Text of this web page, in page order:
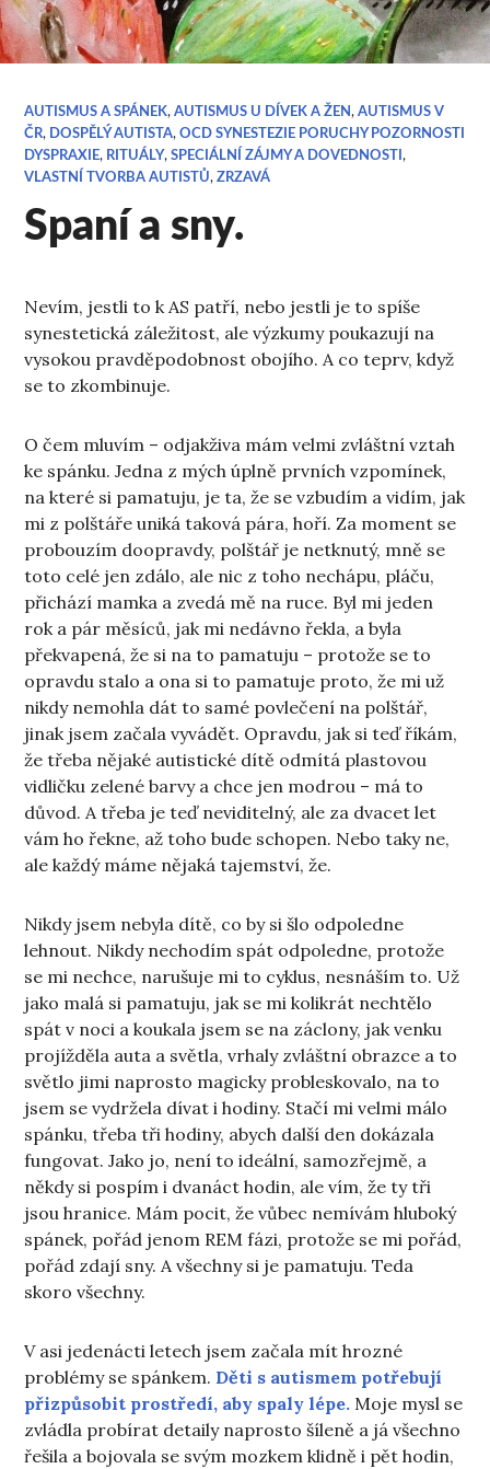
AUTISMUS A SPÁNEK,AUTISMUS U DÍVEK A ŽEN,AUTISMUS V
ČR, DOSPĚLÝ AUTISTA,OCD SYNESTEZIE PORUCHY POZORNOSTI
DYSPRAXIE, RITUÁLY,SPECIÁLNÍ ZÁJMY A DOVEDNOSTI,
VLASTNÍ TVORBA AUTISTŮ,ZRZAVÁ
Spaní a sny.
Nevím, jestli to k AS patří, nebo jestli je to spíše
synestetická záležitost, ale výzkumy poukazují na
vysokou pravděpodobnost obojího. A co teprv, když
se to zkombinuje.
O čem mluvím – odjakživa mám velmi zvláštní vztah
ke spánku. Jedna z mých úplně prvních vzpomínek,
na které si pamatuju, je ta, že se vzbudím a vidím, jak
mi z polštáře uniká taková pára, hoří. Za moment se
probouzím doopravdy, polštář je netknutý, mně se
toto celé jen zdálo, ale nic z toho nechápu, pláču,
přichází mamka a zvedá mě na ruce. Byl mi jeden
rok a pár měsíců, jak mi nedávno řekla, a byla
překvapená, že si na to pamatuju – protože se to
opravdu stalo a ona si to pamatuje proto, že mi už
nikdy nemohla dát to samé povlečení na polštář,
jinak jsem začala vyvádět. Opravdu, jak si teď říkám,
že třeba nějaké autistické dítě odmítá plastovou
vidličku zelené barvy a chce jen modrou – má to
důvod. A třeba je teď neviditelný, ale za dvacet let
vám ho řekne, až toho bude schopen. Nebo taky ne,
ale každý máme nějaká tajemství, že.
Nikdy jsem nebyla dítě, co by si šlo odpoledne
lehnout. Nikdy nechodím spát odpoledne, protože
se mi nechce, narušuje mi to cyklus, nesnáším to. Už
jako malá si pamatuju, jak se mi kolikrát nechtělo
spát v noci a koukala jsem se na záclony, jak venku
projížděla auta a světla, vrhaly zvláštní obrazce a to
světlo jimi naprosto magicky probleskovalo, na to
jsem se vydržela dívat i hodiny. Stačí mi velmi málo
spánku, třeba tři hodiny, abych další den dokázala
fungovat. Jako jo, není to ideální, samozřejmě, a
někdy si pospím i dvanáct hodin, ale vím, že ty tři
jsou hranice. Mám pocit, že vůbec nemívám hluboký
spánek, pořád jenom REM fázi, protože se mi pořád,
pořád zdají sny. A všechny si je pamatuju. Teda
skoro všechny.
V asi jedenácti letech jsem začala mít hrozné
problémy se spánkem. Děti s autismem potřebují
přizpůsobit prostředí, aby spaly lépe. Moje mysl se
zvládla probírat detaily naprosto šíleně a já všechno
řešila a bojovala se svým mozkem klidně i pět hodin,